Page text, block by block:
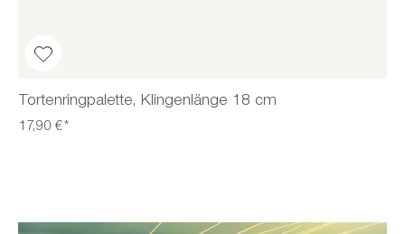
Tortenringpalette, Klingenlänge 18 cm
17,90 €*